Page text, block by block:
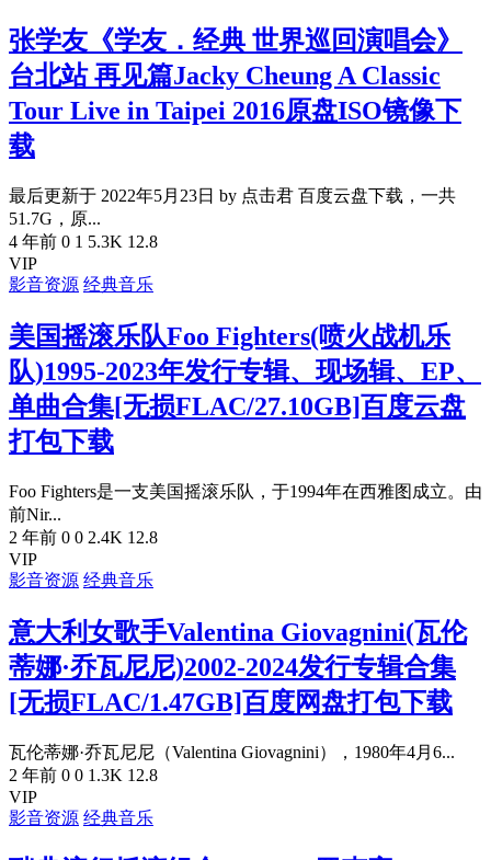
张学友《学友．经典 世界巡回演唱会》
台北站 再见篇Jacky Cheung A Classic
Tour Live in Taipei 2016原盘ISO镜像下
载
最后更新于 2022年5月23日 by 点击君 百度云盘下载，一共
51.7G，原...
4 年前 0 1 5.3K 12.8
VIP
影音资源 经典音乐
美国摇滚乐队Foo Fighters(喷火战机乐
队)1995-2023年发行专辑、现场辑、EP、
单曲合集[无损FLAC/27.10GB]百度云盘
打包下载
Foo Fighters是一支美国摇滚乐队，于1994年在西雅图成立。由
前Nir...
2 年前 0 0 2.4K 12.8
VIP
影音资源 经典音乐
意大利女歌手Valentina Giovagnini(瓦伦
蒂娜·乔瓦尼尼)2002-2024发行专辑合集
[无损FLAC/1.47GB]百度网盘打包下载
瓦伦蒂娜·乔瓦尼尼（Valentina Giovagnini），1980年4月6...
2 年前 0 0 1.3K 12.8
VIP
影音资源 经典音乐